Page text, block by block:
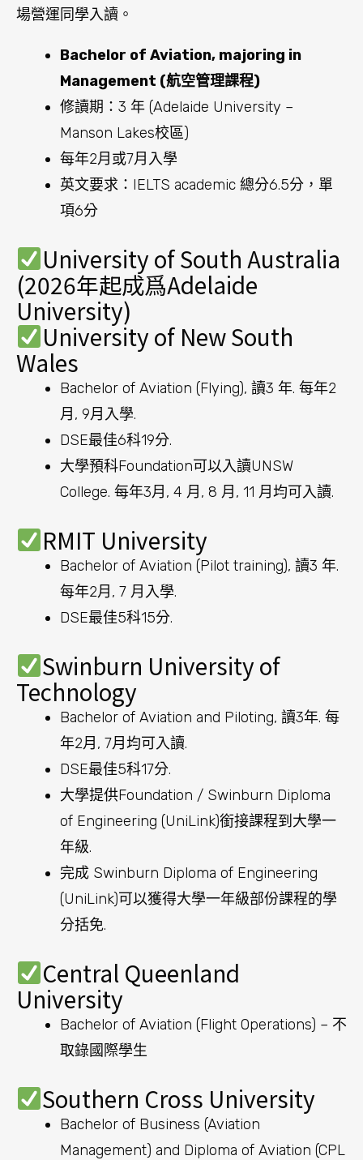
場營運同學入讀。
Bachelor of Aviation, majoring in
Management (航空管理課程)
修讀期：3 年 (Adelaide University –
Manson Lakes校區)
每年2月或7月入學
英文要求：IELTS academic 總分6.5分，單
項6分
University of South Australia
(2026年起成爲Adelaide
University)
University of New South
Wales
Bachelor of Aviation (Flying), 讀3 年. 每年2
月, 9月入學.
DSE最佳6科19分.
大學預科Foundation可以入讀UNSW
College. 每年3月, 4 月, 8 月, 11 月均可入讀.
RMIT University
Bachelor of Aviation (Pilot training), 讀3 年.
每年2月, 7 月入學.
DSE最佳5科15分.
Swinburn University of
Technology
Bachelor of Aviation and Piloting, 讀3年. 每
年2月, 7月均可入讀.
DSE最佳5科17分.
大學提供Foundation / Swinburn Diploma
of Engineering (UniLink)銜接課程到大學一
年級.
完成 Swinburn Diploma of Engineering
(UniLink)可以獲得大學一年級部份課程的學
分括免.
Central Queenland
University
Bachelor of Aviation (Flight Operations) – 不
取錄國際學生
Southern Cross University
Bachelor of Business (Aviation
Management) and Diploma of Aviation (CPL